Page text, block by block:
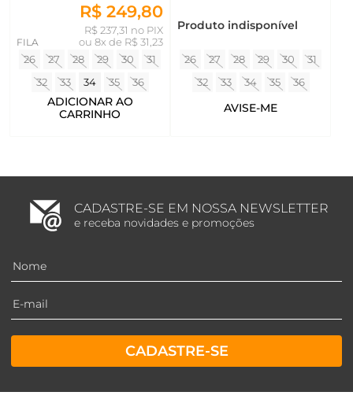
R$ 249,80
R$ 237,31 no PIX
ou 8x de R$ 31,23
FILA
26
27 28 29 30
31
32
33 34 35 36
ADICIONAR AO
CARRINHO
Produto indisponível
26 27 28 29 30
31
32
33 34 35 36
AVISE-ME
CADASTRE-SE EM NOSSA NEWSLETTER
e receba novidades e promoções
CADASTRE-SE